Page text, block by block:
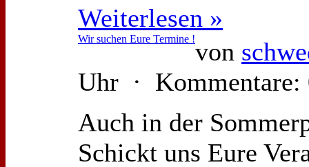
Weiterlesen »
Wir suchen Eure Termine !von
Uhr · Kommentare:
Auch in der
Schickt uns Eure